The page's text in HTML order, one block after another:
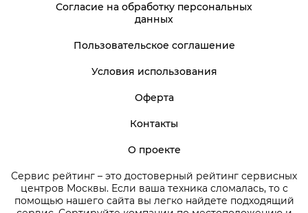
Сервис рейтинг – это достоверный рейтинг сервисных
центров Москвы. Если ваша техника сломалась, то с
помощью нашего сайта вы легко найдете подходящий
Согласие на обработку персональных
данных
Пользовательское соглашение
Условия использования
Оферта
Контакты
О проекте